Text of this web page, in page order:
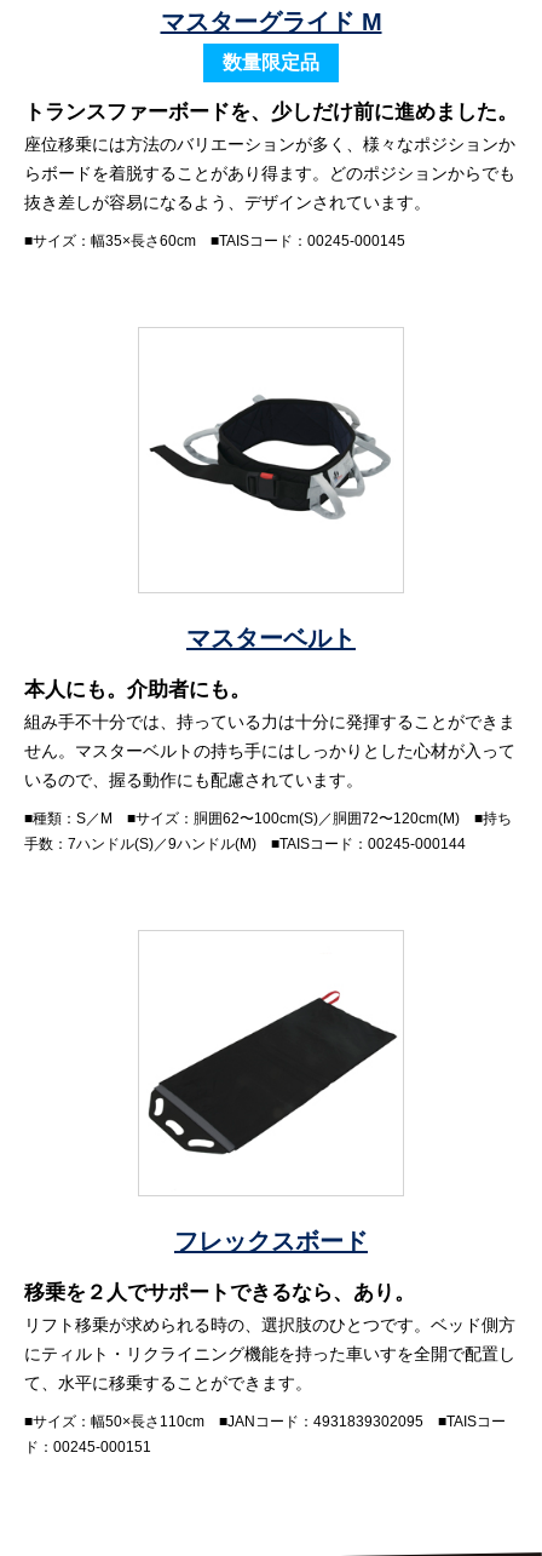
マスターグライド M
数量限定品
トランスファーボードを、少しだけ前に進めました。
座位移乗には方法のバリエーションが多く、様々なポジションか
らボードを着脱することがあり得ます。どのポジションからでも
抜き差しが容易になるよう、デザインされています。
■サイズ：幅35×長さ60cm ■TAISコード：00245-000145
マスターベルト
本人にも。介助者にも。
組み手不十分では、持っている力は十分に発揮することができま
せん。マスターベルトの持ち手にはしっかりとした心材が入って
いるので、握る動作にも配慮されています。
■種類：S／M ■サイズ：胴囲62〜100cm(S)／胴囲72〜120cm(M) ■持ち
手数：7ハンドル(S)／9ハンドル(M) ■TAISコード：00245-000144
フレックスボード
移乗を２人でサポートできるなら、あり。
リフト移乗が求められる時の、選択肢のひとつです。ベッド側方
にティルト・リクライニング機能を持った車いすを全開で配置し
て、水平に移乗することができます。
■サイズ：幅50×長さ110cm ■JANコード：4931839302095 ■TAISコー
ド：00245-000151